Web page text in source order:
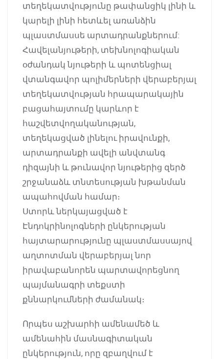
տեղեկատվությունը թափանցիկ լինի և
կարելի լինի հետևել առանձին
պլաստմասսե արտադրանքներում:
Հավելանյութերի, տեխնոլոգիական
օժանդակ նյութերի և պոտենցիալ
վտանգավոր պոլիմերների վերաբերյալ
տեղեկատվության հրապարակային
բացահայտումը կարևոր է
հաշվետվողականության,
տեղեկացված լինելու իրավունքի,
արտադրանքի ավելի անվտանգ
դիզայնի և թունավոր նյութերից զերծ
շրջանաձև տնտեսության խթանման
ապահովման համար։
Ստորև ներկայացված է
Էնդոկրինոլոգների ընկերության
հայտարարությունը պլաստմասսայով
աղտոտման վերաբերյալ նոր
իրավաբանորեն պարտավորեցնող
պայմանագրի տեքստի
քննարկումների ժամանակ։
Որպես աշխարհի ամենամեծ և
ամենահին մասնագիտական
ընկերություն, որը զբաղվում է